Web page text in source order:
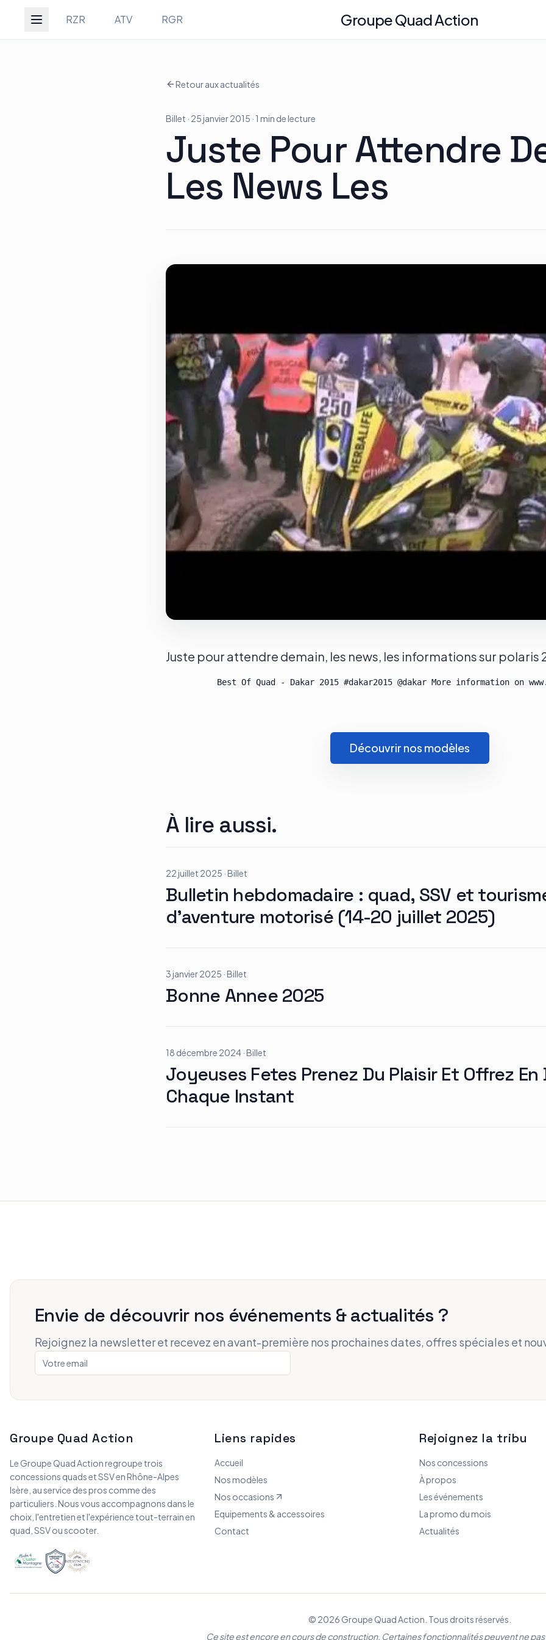
RZR ATV RGR Groupe Quad Action
Groupe Quad Action
Retour aux actualités
Billet · 25 janvier 2015 · 1 min de lecture
Juste Pour Attendre
Les News Les
Juste pour attendre demain, les news, les informations sur polaris
Découvrir nos modèles
À lire aussi.
22 juillet 2025 ·Billet
Bulletin hebdomadaire : quad, SSV et
d’aventure motorisé (14-20 juillet 2025)
3 janvier 2025 ·Billet
Bonne Annee 2025
18 décembre 2024·Billet
Joyeuses Fetes Prenez Du Plaisir Et Offrez En
Chaque Instant
Envie de découvrir nos événements & actualités ?
Rejoignez la newsletter et recevez en avant-première nos prochaines dates, offres spéciales et
Groupe Quad Action
Le Groupe Quad Action regroupe trois
concessions quads et SSV en Rhône-Alpes
Isère, au service des pros comme des
particuliers. Nous vous accompagnons dans le
choix, l'entretien et l'expérience tout-terrain en
quad, SSV ou scooter.
Liens rapides
Accueil
Nos modèles
Nos occasions
Equipements & accessoires
Contact
Rejoignez la tribu
Nos concessions
À propos
Les événements
La promo du mois
Actualités
© 2026 Groupe Quad Action. Tous droits réservés.
Ce site est encore en cours de construction. Certaines fonctionnalités peuvent ne